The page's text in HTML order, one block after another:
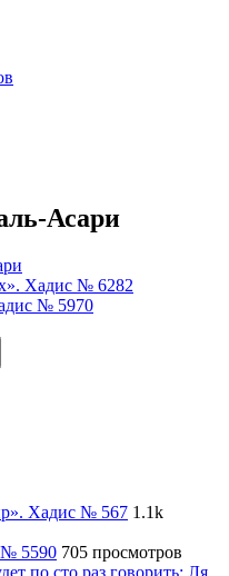
Асари
Хадис № 6282
№ 5970
Хадис № 567 1.1k
№ 5590 705 просмотров
по сто раз говорить: Ля